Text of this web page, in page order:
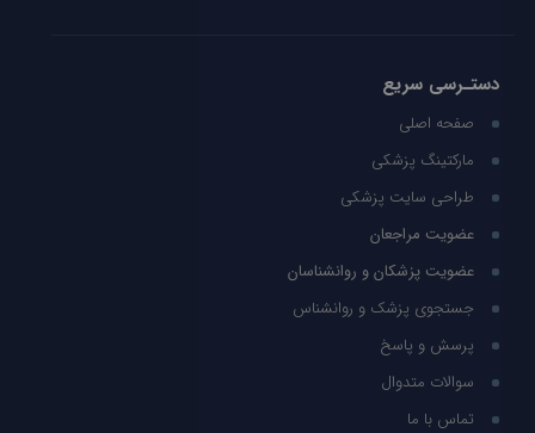
دستـرسی سریع
صفحه اصلی
مارکتینگ پزشکی
طراحی سایت پزشکی
عضویت مراجعان
عضویت پزشکان و روانشناسان
جستجوی پزشک و روانشناس
پرسش و پاسخ
سوالات متدوال
تماس با ما